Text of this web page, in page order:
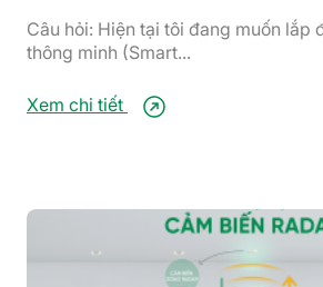
Câu hỏi: Hiện tại tôi đang muốn lắp
thông minh (Smart...
Xem chi tiết